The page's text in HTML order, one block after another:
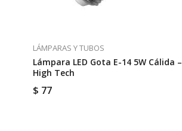
LÁMPARAS Y TUBOS
Lámpara LED Gota E-14 5W Cálida –
High Tech
$ 77